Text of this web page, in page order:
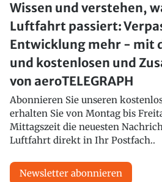
Wissen und verstehen,
Luftfahrt passiert:
Entwicklung mehr - mit
und kostenlosen und
von aeroTELEGRAPH
Abonnieren Sie unseren
erhalten Sie von Montag bis
Mittagszeit die neuesten
Luftfahrt direkt in Ihr Postfach..
Newsletter abonnieren